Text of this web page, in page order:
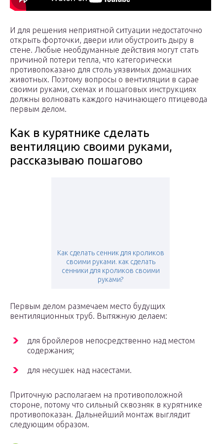
И для решения неприятной ситуации недостаточно
открыть форточки, двери или обустроить дыру в
стене. Любые необдуманные действия могут стать
причиной потери тепла, что категорически
противопоказано для столь уязвимых домашних
животных. Поэтому вопросы о вентиляции в сарае
своими руками, схемах и пошаговых инструкциях
должны волновать каждого начинающего птицевода
первым делом.
Как в курятнике сделать
вентиляцию своими руками,
рассказываю пошагово
Как сделать сенник для кроликов
своими руками. как сделать
сенники для кроликов своими
руками?
Первым делом размечаем место будущих
вентиляционных труб. Вытяжную делаем:
для бройлеров непосредственно над местом
содержания;
для несушек над насестами.
Приточную располагаем на противоположной
стороне, потому что сильный сквозняк в курятнике
противопоказан. Дальнейший монтаж выглядит
следующим образом.